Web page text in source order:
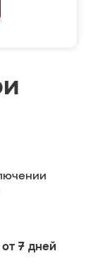
от 7 дней